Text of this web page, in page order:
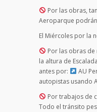
Por las obras,
Aeroparque
El Miércoles por la
Por las obras
la altura de
antes por:
AU
autopistas usando
Por trabajos de
Todo el tránsito